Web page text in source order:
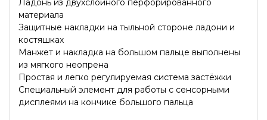
Ладонь из двухслойного перфорированного
материала
Защитные накладки на тыльной стороне ладони и
костяшках
Манжет и накладка на большом пальце выполнены
из мягкого неопрена
Простая и легко регулируемая система застёжки
Специальный элемент для работы с сенсорными
дисплеями на кончике большого пальца